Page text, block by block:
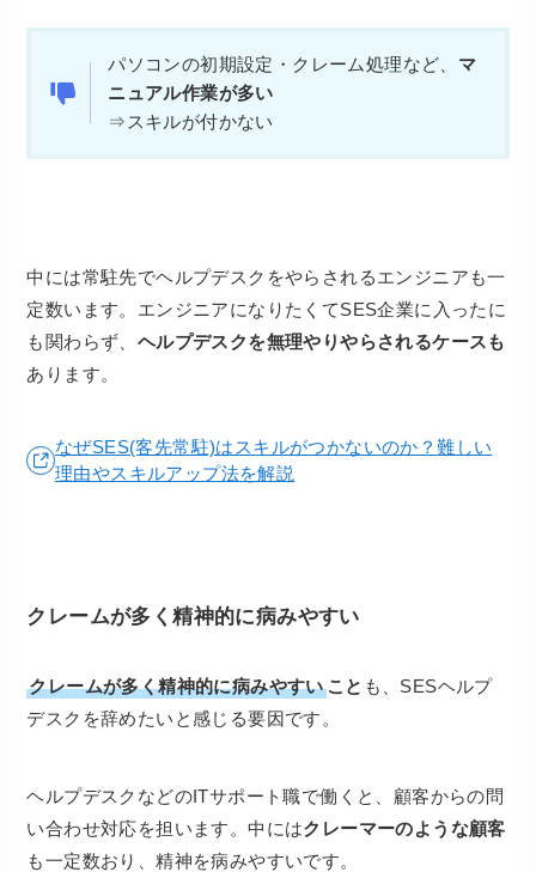
パソコンの初期設定・クレーム処理など、 マ
ニュアル作業が多い
⇒スキルが付かない
中には常駐先でヘルプデスクをやらされるエンジニアも一
定数います。エンジニアになりたくてSES企業に入ったに
も関わらず、 ヘルプデスクを無理やりやらされるケースも
あります。
なぜSES(客先常駐)はスキルがつかないのか？難しい
理由やスキルアップ法を解説
クレームが多く精神的に病みやすい
クレームが多く精神的に病みやすいこと も、SESヘルプ
デスクを辞めたいと感じる要因です。
ヘルプデスクなどのITサポート職で働くと、顧客からの問
い合わせ対応を担います。中にはクレーマーのような顧客
も一定数おり、精神を病みやすいです。